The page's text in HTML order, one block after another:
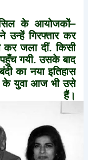
के आयोजकों–
उन्हें गिरफ्तार कर
कर जला दीं.किसी
पहुँच गयी.उसके बाद
का नया इतिहास
के युवा आज भी उसे
हैं।